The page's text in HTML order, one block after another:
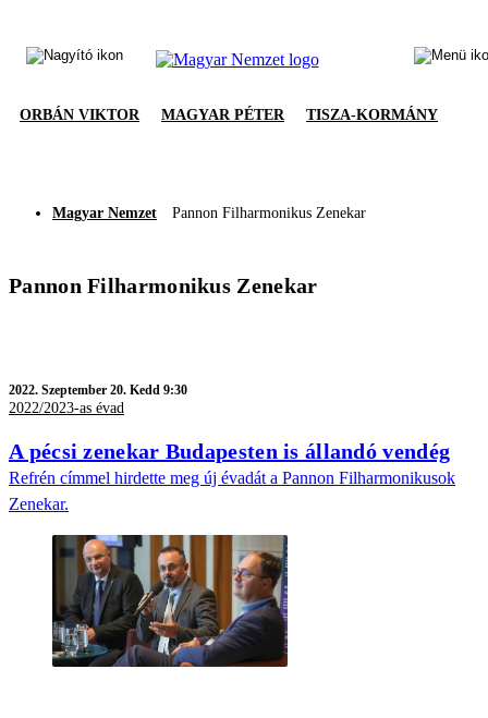
ORBÁN VIKTOR MAGYAR PÉTER TISZA-KORMÁNY
Magyar Nemzet Pannon Filharmonikus Zenekar
Pannon Filharmonikus Zenekar
2022. Szeptember 20. Kedd 9:30
2022/2023-as évad
A pécsi zenekar Budapesten is állandó vendég
Refrén címmel hirdette meg új évadát a Pannon Filharmonikusok
Zenekar.